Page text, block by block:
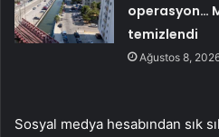
operasyon…
temizlendi
Ağustos 8,
Sosyal medya hesabından sık